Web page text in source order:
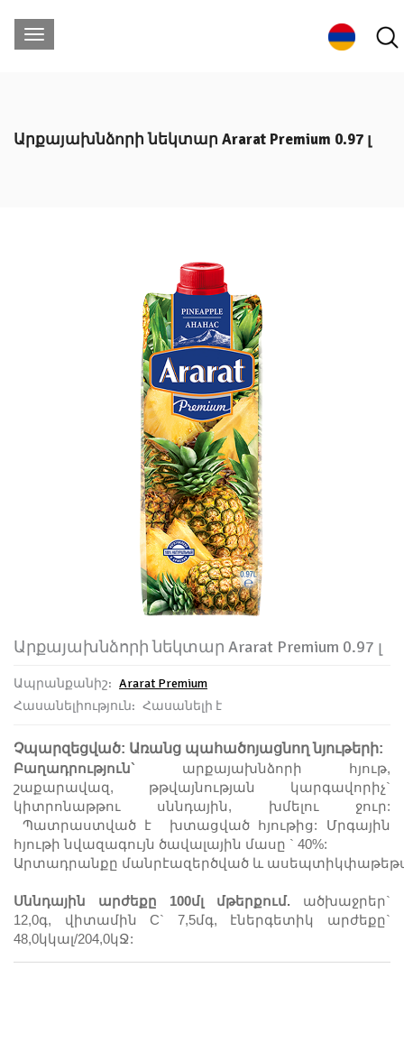
Արքայախնձորի նեկտար Ararat Premium 0.97 լ
Արքայախնձորի նեկտար Ararat Premium 0.97 լ
Ապրանքանիշ: Ararat Premium
Հասանելիություն: Հասանելի է
Չպարզեցված: Առանց պահածոյացնող նյութերի:
Բաղադրություն`
արքայախնձորի հյութ,
շաքարավազ, թթվայնության կարգավորիչ`
կիտրոնաթթու սննդային, խմելու ջուր:
Պատրաստված է խտացված հյութից: Մրգային
հյութի նվազագույն ծավալային մասը ` 40%:
Արտադրանքը մանրէազերծված և ասեպտիկ
Սննդային արժեքը 100մլ մթերքում. ածխաջրեր`
12,0գ, վիտամինC` 7,5մգ, էներգետիկ արժեքը`
48,0կկալ/204,0կՋ: